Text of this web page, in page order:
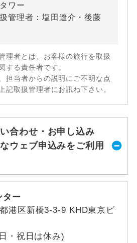
ワー
管理者：塩田遼介・後藤
理者とは、お客様の旅行を取扱
する責任者です。
担当者からの説明にご不明な点
記取扱管理者にお訊ね下さい。
合わせ・お申し込み
ウェブ申込みをご利用
ター
港区新橋3-3-9 KHD東京ビ
・祝日は休み)